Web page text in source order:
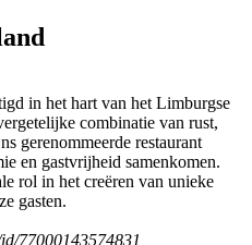
in het hart van het Limburgse
combinatie van rust,
gerenommeerde restaurant
en gastvrijheid samenkomen.
rol in het creëren van unieke
gasten.